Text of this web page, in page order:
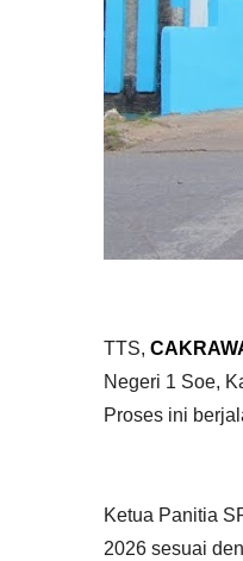
TTS,
Negeri 1 Soe,
Proses ini
Ketua Panitia
2026 sesuai